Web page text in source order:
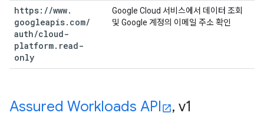
https: //www.
googleapis. com/
auth/cloud-
platform. read-
only
Google Cloud 서비스에서 데이터 조회
및 Google 계정의 이메일 주소 확인
Assured Workloads API , v1